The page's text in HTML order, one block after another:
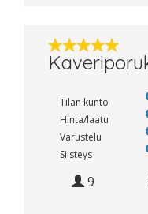
Tilan kunto
Hinta/laatu
Varustelu
Siisteys
9